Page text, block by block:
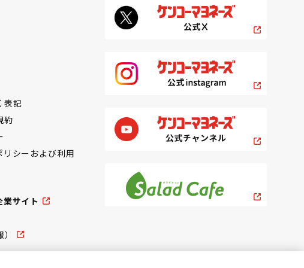
表記
約
リシーおよび利用
業サイト